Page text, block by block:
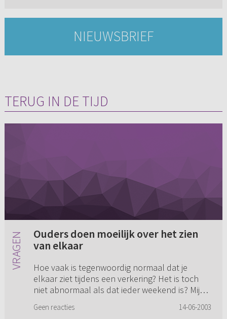
NIEUWSBRIEF
TERUG IN DE TIJD
Ouders doen moeilijk over het zien
van elkaar
Hoe vaak is tegenwoordig normaal dat je
elkaar ziet tijdens een verkering? Het is toch
niet abnormaal als dat ieder weekend is? Mijn
word er gewoon gek ...
Geen reacties 14-06-2003